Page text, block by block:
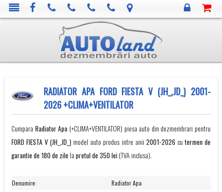
RADIATOR APA FORD FIESTA V (JH_,JD_) 2001-
2026 +CLIMA+VENTILATOR
Cumpara Radiator Apa (+CLIMA+VENTILATOR) piesa auto din dezmembrari pentru
FORD FIESTA V (JH_,JD_) model auto produs intre anii 2001-2026 cutermen de
garantie de 180 de zile la pretul de 350 lei(TVA inclusa).
Denumire:
Radiator Apa